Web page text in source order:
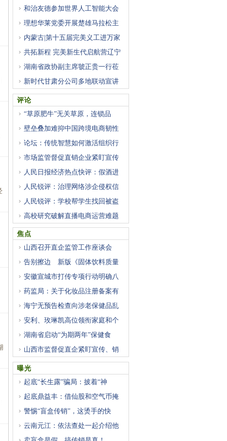
和治友德参加世界人工智能大会
理想华莱党委开展楚雄马拉松主
内蒙古|第十五届完美义工进万家
共拓新程 完美新生代启航营辽宁
湖南省政协副主席虢正贵一行莅
新时代甘肃分公司多地联动宣讲
评论
“草原肥牛”无关草原，连锁品
壁垒叠加难抑中国跨境电商韧性
论坛：传统智慧如何激活组织行
市场监管督促直销企业紧盯宣传
人民日报经济热点快评：假酒进
人民锐评：治理网络涉企侵权信
人民锐评：学校帮学生找回被盗
高校研究破解直播电商运营难题
焦点
山西召开直企监管工作座谈会
告别擦边 新版《固体饮料质量
安徽宣城市打传专项行动明确八
药监局：关于化妆品注册备案有
海宁无预告检查向涉老保健品乱
安利、玫琳凯高位领衔家庭和个
湖南省启动“为期两年”保健食
山西市监督促直企紧盯宣传、销
曝光
起底“长生露”骗局：披着“神
起底鼎益丰：借仙股和空气币掩
警惕“盲盒传销”，这烫手的快
云南元江：依法查处一起介绍他